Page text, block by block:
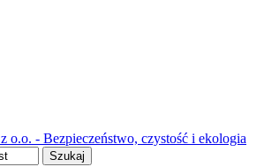
o.o. - Bezpieczeństwo, czystość i ekologia